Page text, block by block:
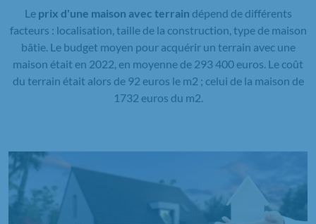
Le prix d'une maison avec terrain dépend de différents
facteurs : localisation, taille de la construction, type de maison
bâtie. Le budget moyen pour acquérir un terrain avec une
maison était en 2022, en moyenne de 293 400 euros. Le coût
du terrain était alors de 92 euros le m2 ; celui de la maison de
1732 euros du m2.